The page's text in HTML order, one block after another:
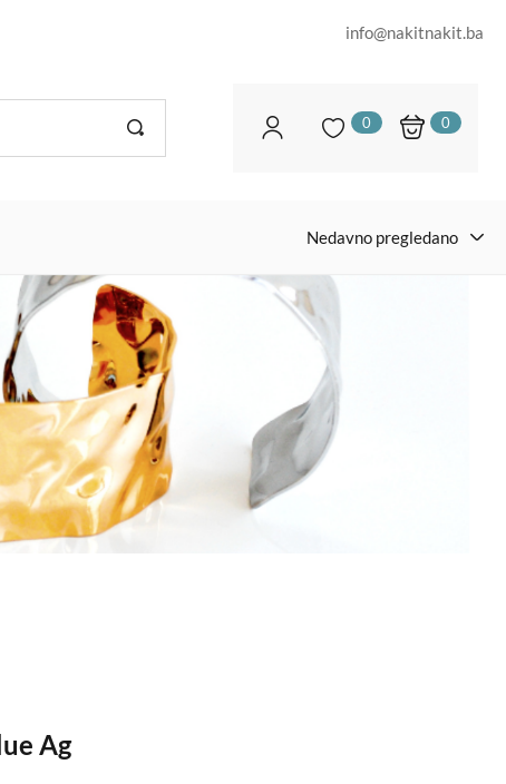
info@nakitnakit.ba
0 0
Nedavno pregledano
Ag